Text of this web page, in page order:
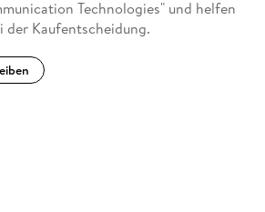
Technologies" und helfen
der Kaufentscheidung.